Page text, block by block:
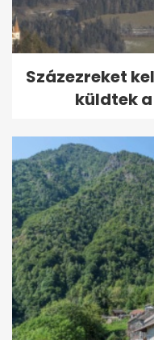
Százezreket
küldtek